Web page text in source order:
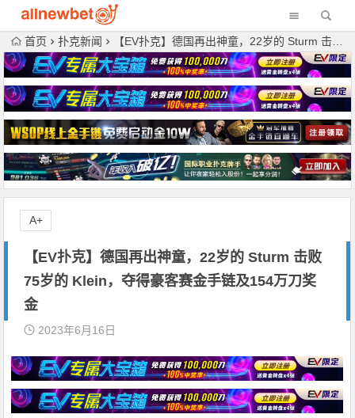
首页 扑克新闻 【EV扑克】德国再出神童，22岁的 Sturm 击败75岁的 Klein，夺得豪客赛金手链及154万刀奖金
【EV扑克】德国再出神童，22岁的 Sturm 击败
75岁的 Klein，夺得豪客赛金手链及154万刀奖
金
2023年6月16日
A+